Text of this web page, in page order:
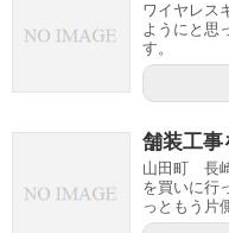
ワイヤレス
ようにと思
す。
舗装工事
山田町 長
を買いに行
っともう片